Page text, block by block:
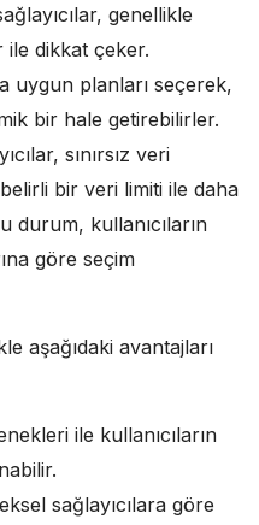
genellikle
ile dikkat çeker.
uygun planları seçerek,
bir hale getirebilirler.
sınırsız veri
bir veri limiti ile daha
durum, kullanıcıların
göre seçim
aşağıdaki avantajları
ile kullanıcıların
sağlayıcılara göre